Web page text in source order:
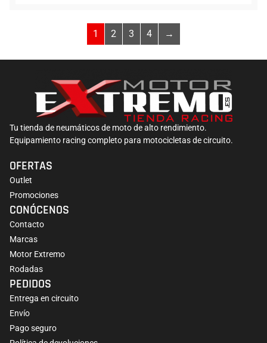
1 2 3 4 →
Tu tienda de neumáticos de moto de alto rendimiento.
Equipamiento racing completo para motocicletas de circuito.
OFERTAS
Outlet
Promociones
CONÓCENOS
Contacto
Marcas
Motor Extremo
Rodadas
PEDIDOS
Entrega en circuito
Envío
Pago seguro